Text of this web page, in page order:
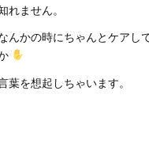
ません。
んかの時にちゃんとケアし
を想起しちゃいます。